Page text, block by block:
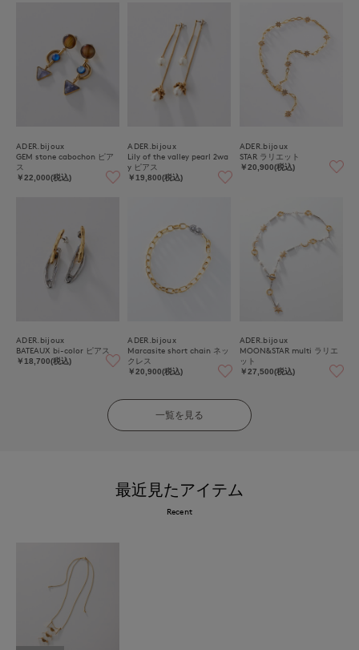
ADER.bijoux
GEM stone cabochon ピア
ス
￥22,000(税込)
ADER.bijoux
Lily of the valley pearl 2wa
y ピアス
￥19,800(税込)
ADER.bijoux
STAR ラリエット
￥20,900(税込)
ADER.bijoux
BATEAUX bi-color ピアス
￥18,700(税込)
ADER.bijoux
Marcasite short chain ネッ
クレス
￥20,900(税込)
ADER.bijoux
MOON&STAR multi ラリエ
ット
￥27,500(税込)
一覧を見る
最近見たアイテム
Recent